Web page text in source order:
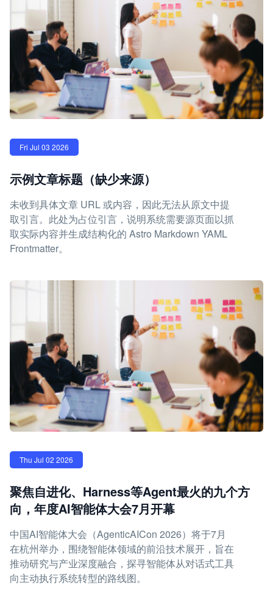
Fri Jul 03 2026
示例文章标题（缺少来源）
未收到具体文章 URL 或内容，因此无法从原文中提
取引言。此处为占位引言，说明系统需要源页面以抓
取实际内容并生成结构化的 Astro Markdown YAML
Frontmatter。
Thu Jul 02 2026
聚焦自进化、Harness等Agent最火的九个方
向，年度AI智能体大会7月开幕
中国AI智能体大会（AgenticAICon 2026）将于7月
在杭州举办，围绕智能体领域的前沿技术展开，旨在
推动研究与产业深度融合，探寻智能体从对话式工具
向主动执行系统转型的路线图。